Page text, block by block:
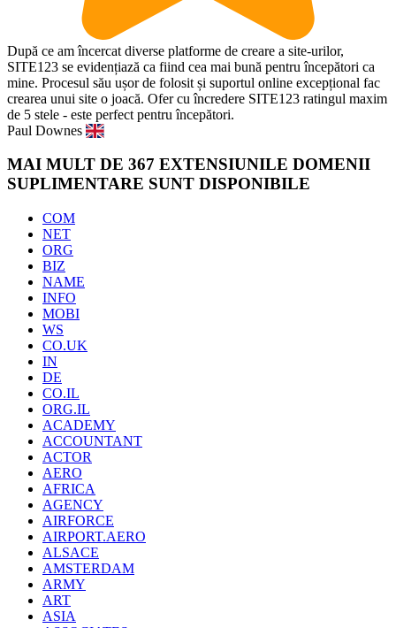
După ce am încercat diverse platforme de creare a site-urilor,
SITE123 se evidențiază ca fiind cea mai bună pentru începători ca
mine. Procesul său ușor de folosit și suportul online excepțional fac
crearea unui site o joacă. Ofer cu încredere SITE123 ratingul maxim
de 5 stele - este perfect pentru începători.
Paul Downes
MAI MULT DE 367 EXTENSIUNILE DOMENII
SUPLIMENTARE SUNT DISPONIBILE
COM
NET
ORG
BIZ
NAME
INFO
MOBI
WS
CO.UK
IN
DE
CO.IL
ORG.IL
ACADEMY
ACCOUNTANT
ACTOR
AERO
AFRICA
AGENCY
AIRFORCE
AIRPORT.AERO
ALSACE
AMSTERDAM
ARMY
ART
ASIA